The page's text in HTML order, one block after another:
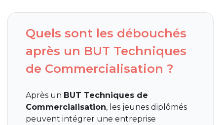
Quels sont les débouchés
après un BUT Techniques
de Commercialisation ?
Après un BUT Techniques de
Commercialisation, les jeunes diplômés
peuvent intégrer une entreprise